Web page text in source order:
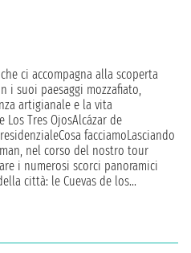
ci accompagna alla scoperta
i suoi paesaggi mozzafiato,
artigianale e la vita
Los Tres OjosAlcázar de
facciamoLasciando
nel corso del nostro tour
i numerosi scorci panoramici
città: le Cuevas de los...